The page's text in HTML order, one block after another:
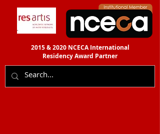
2015 & 2020 NCECA International
ResidencyAward Partner